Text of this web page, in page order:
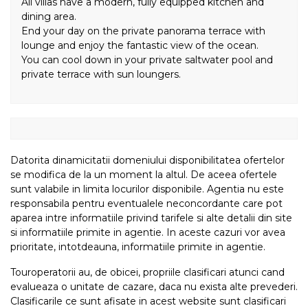
dining area.
End your day on the private panorama terrace with
lounge and enjoy the fantastic view of the ocean.
You can cool down in your private saltwater pool and
private terrace with sun loungers.
Datorita dinamicitatii domeniului disponibilitatea ofertelor
se modifica de la un moment la altul. De aceea ofertele
sunt valabile in limita locurilor disponibile. Agentia nu este
responsabila pentru eventualele neconcordante care pot
aparea intre informatiile privind tarifele si alte detalii din site
si informatiile primite in agentie. In aceste cazuri vor avea
prioritate, intotdeauna, informatiile primite in agentie.
Touroperatorii au, de obicei, propriile clasificari atunci cand
evalueaza o unitate de cazare, daca nu exista alte prevederi.
Clasificarile ce sunt afisate in acest website sunt clasificari